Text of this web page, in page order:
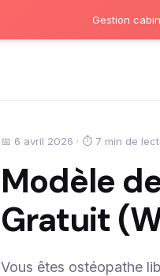
Gestion
📅 6 avril 2026 · ⏱ 7 min de
Modèle
Gratuit
Vous êtes ostéopathe